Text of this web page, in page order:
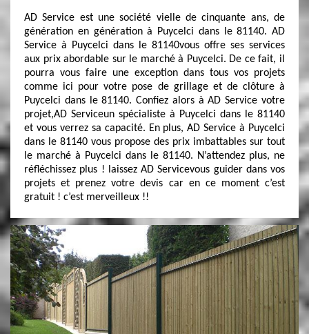
AD Service est une société vielle de cinquante ans, de
génération en génération à Puycelci dans le 81140. AD
Service à Puycelci dans le 81140vous offre ses services
aux prix abordable sur le marché à Puycelci. De ce fait, il
pourra vous faire une exception dans tous vos projets
comme ici pour votre pose de grillage et de clôture à
Puycelci dans le 81140. Confiez alors à AD Service votre
projet,AD Serviceun spécialiste à Puycelci dans le 81140
et vous verrez sa capacité. En plus, AD Service à Puycelci
dans le 81140 vous propose des prix imbattables sur tout
le marché à Puycelci dans le 81140. N’attendez plus, ne
réfléchissez plus ! laissez AD Servicevous guider dans vos
projets et prenez votre devis car en ce moment c’est
gratuit ! c’est merveilleux !!